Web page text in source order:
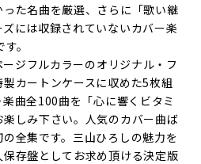
た名曲を厳選、さらに「歌い継
には収録されていないカバー楽
。
ジフルカラーのオリジナル・フ
カートンケースに収めた5枚組
曲全100曲を「心に響くビタミ
しみ下さい。人気のカバー曲ば
全集です。三山ひろしの魅力を
存盤としてお求め頂ける決定版